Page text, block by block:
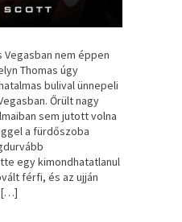
nem éppen
Thomas úgy
bulival ünnepeli
Őrült nagy
sem jutott volna
a fürdőszoba
egy kimondhatatlanul
férfi, és az ujján
[…]